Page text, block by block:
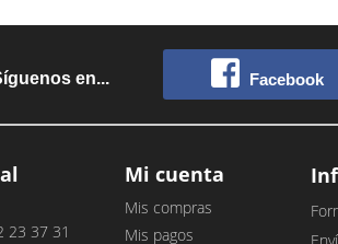
en... Facebook
23 37 31
Mi cuenta
Mis compras
Mis pagos